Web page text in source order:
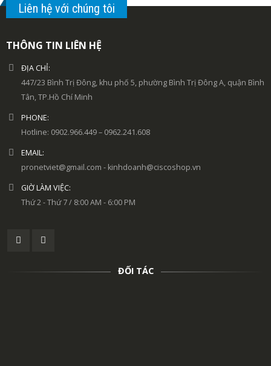
Liên hệ với chúng tôi
THÔNG TIN LIÊN HỆ
ĐỊA CHỈ:
447/23 Bình Trị Đông, khu phố 5, phường Bình Trị Đông A, quận Bình
Tân, TP.Hồ Chí Minh
PHONE:
Hotline: 0902.966.449 – 0962.241.608
EMAIL:
pronetviet@gmail.com - kinhdoanh@ciscoshop.vn
GIỜ LÀM VIỆC:
Thứ 2 - Thứ 7 / 8:00 AM - 6:00 PM
ĐỐI TÁC